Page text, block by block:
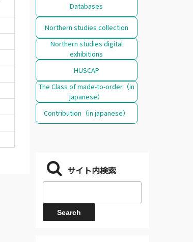
Databases
Northern studies collection
Northern studies digital
exhibitions
HUSCAP
The Class of made-to-order（in
japanese）
Contribution（in japanese）
サイト内検索